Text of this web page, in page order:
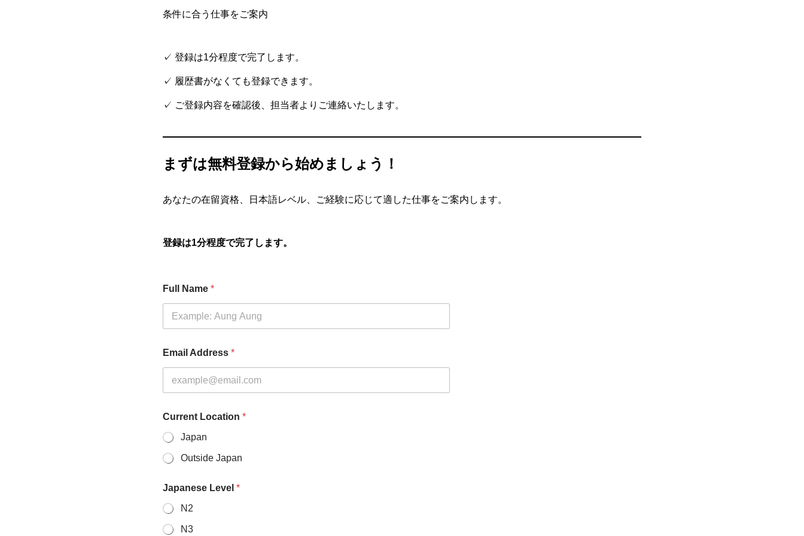
条件に合う仕事をご案内
✓ 登録は1分程度で完了します。
✓ 履歴書がなくても登録できます。
✓ ご登録内容を確認後、担当者よりご連絡いたします。
まずは無料登録から始めましょう！
あなたの在留資格、日本語レベル、ご経験に応じて適した仕事をご案内します。
登録は1分程度で完了します。
u
r
t
N
a
e
d
r
s
Full Name *
Email Address *
Current Location *
Japan
Outside Japan
Japanese Level *
N2
N3